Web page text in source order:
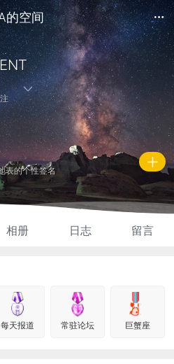
的空间
0
日志
2
相册
12
好友
1
说说
1万
人气
8955
积分
表的个性签名
相册 日志 留言
每天报道 常驻论坛 巨蟹座